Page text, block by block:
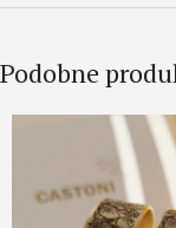
Podobne